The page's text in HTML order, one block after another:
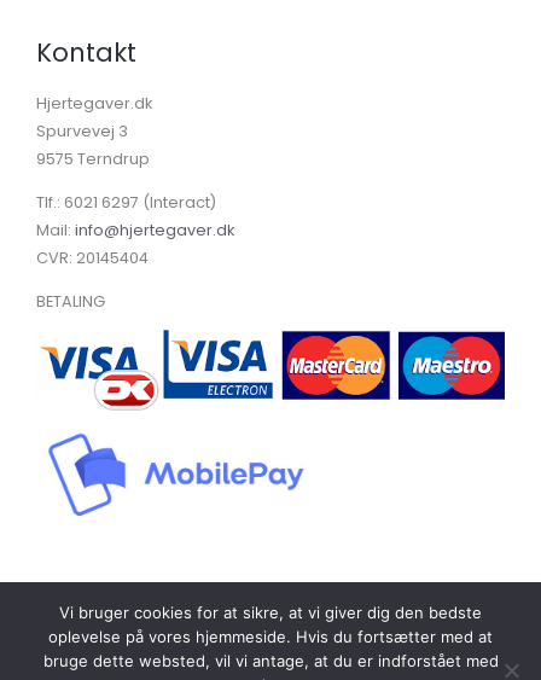
Kontakt
Hjertegaver.dk
Spurvevej 3
9575 Terndrup
Tlf.: 6021 6297 (Interact)
Mail: info@hjertegaver.dk
CVR: 20145404
BETALING
Copyright © 2026 vegetarisk.hjertegaver.dk
Vi bruger cookies for at sikre, at vi giver dig den bedste
oplevelse på vores hjemmeside. Hvis du fortsætter med at
bruge dette websted, vil vi antage, at du er indforstået med